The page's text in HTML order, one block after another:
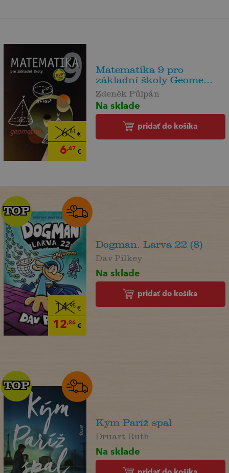
6,81 €
6,47 €
Matematika 9 pro
základní školy Geome...
Zdeněk Půlpán
Na sklade
pridať do košíka
14,95€
12,86€
TOP
TOP
Dogman. Larva 22 (8)
Dav Pilkey
Na sklade
pridať do košíka
TOP
TOP
Kým Paríž spal
Druart Ruth
Na sklade